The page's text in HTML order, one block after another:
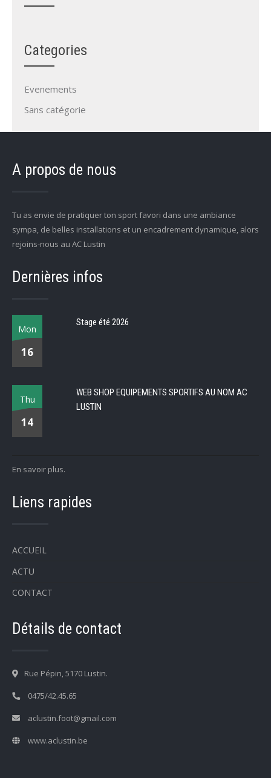
Categories
Evenements
Sans catégorie
A propos de nous
Tu as envie de pratiquer ton sport favori dans une ambiance
sympa, de belles installations et un encadrement dynamique, alors
rejoins-nous au AC Lustin
Dernières infos
Mon
16
Stage été 2026
Thu
14
WEB SHOP EQUIPEMENTS SPORTIFS AU NOM AC
LUSTIN
En savoir plus.
Liens rapides
ACCUEIL
ACTU
CONTACT
Détails de contact
Rue Pépin, 5170 Lustin.
0475/42.45.65
aclustin.foot@gmail.com
www.aclustin.be